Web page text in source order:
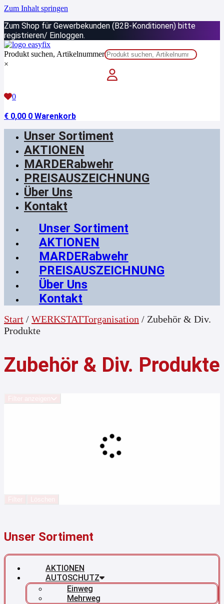
Zum Inhalt springen
Zum Shop für Gewerbekunden (B2B-Konditionen) bitte
registrieren/ Einloggen.
Produkt suchen, Artikelnummer
×
0
€ 0,00 0 Warenkorb
Unser Sortiment
AKTIONEN
MARDERabwehr
PREISAUSZEICHNUNG
Über Uns
Kontakt
Unser Sortiment
AKTIONEN
MARDERabwehr
PREISAUSZEICHNUNG
Über Uns
Kontakt
Start / WERKSTATTorganisation / Zubehör & Div.
Produkte
Zubehör & Div. Produkte
Unser Sortiment
AKTIONEN
AUTOSCHUTZ
Einweg
Mehrweg